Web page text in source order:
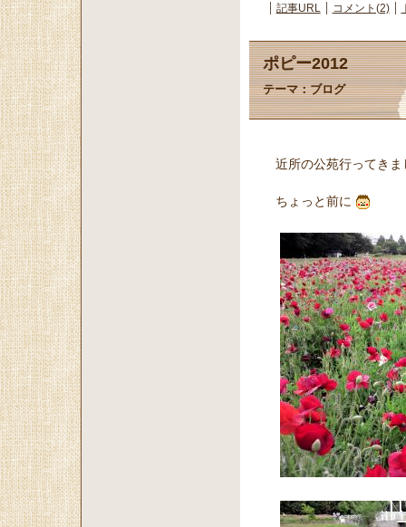
記事URL コメント(2)
ポピー2012
テーマ：ブログ
近所の公苑行ってきま
ちょっと前に